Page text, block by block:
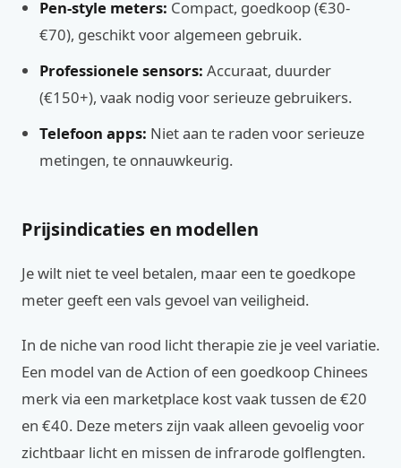
Pen-style meters: Compact, goedkoop (€30-
€70), geschikt voor algemeen gebruik.
Professionele sensors: Accuraat, duurder
(€150+), vaak nodig voor serieuze gebruikers.
Telefoon apps: Niet aan te raden voor serieuze
metingen, te onnauwkeurig.
Prijsindicaties en modellen
Je wilt niet te veel betalen, maar een te goedkope
meter geeft een vals gevoel van veiligheid.
In de niche van rood licht therapie zie je veel variatie.
Een model van de Action of een goedkoop Chinees
merk via een marketplace kost vaak tussen de €20
en €40. Deze meters zijn vaak alleen gevoelig voor
zichtbaar licht en missen de infrarode golflengten.